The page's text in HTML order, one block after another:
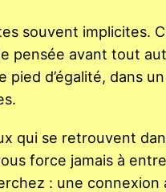
souvent implicites.
pensée avant tout
d’égalité, dans
qui se retrouvent
force jamais à
: une connexion